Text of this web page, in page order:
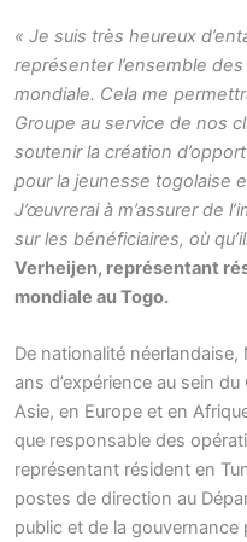
« Je suis très heureux
représenter l’ensemble
mondiale. Cela me
Groupe au service de nos
soutenir la création
pour la jeunesse togolaise
J’œuvrerai à m’assurer de
sur les bénéficiaires, où
Verheijen, représentant
mondiale au Togo.
De nationalité
ans d’expérience au sein
Asie, en Europe et en
que responsable des
représentant résident en
postes de direction au
public et de la gouvernance